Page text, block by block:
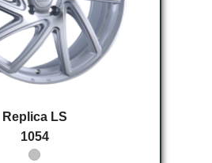
Replica LS
1054